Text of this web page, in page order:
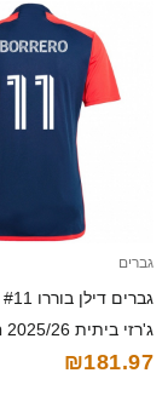
גברים
ג'רזי ביתית 2025/26 חולצה קצרה
₪181.97